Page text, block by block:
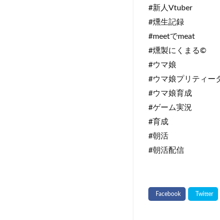
#新人Vtuber
#燻生記録
#meetでmeat
#燻製にくまる©
#ウマ娘
#ウマ娘プリティー
#ウマ娘育成
#ゲーム実況
#育成
#朝活
#朝活配信